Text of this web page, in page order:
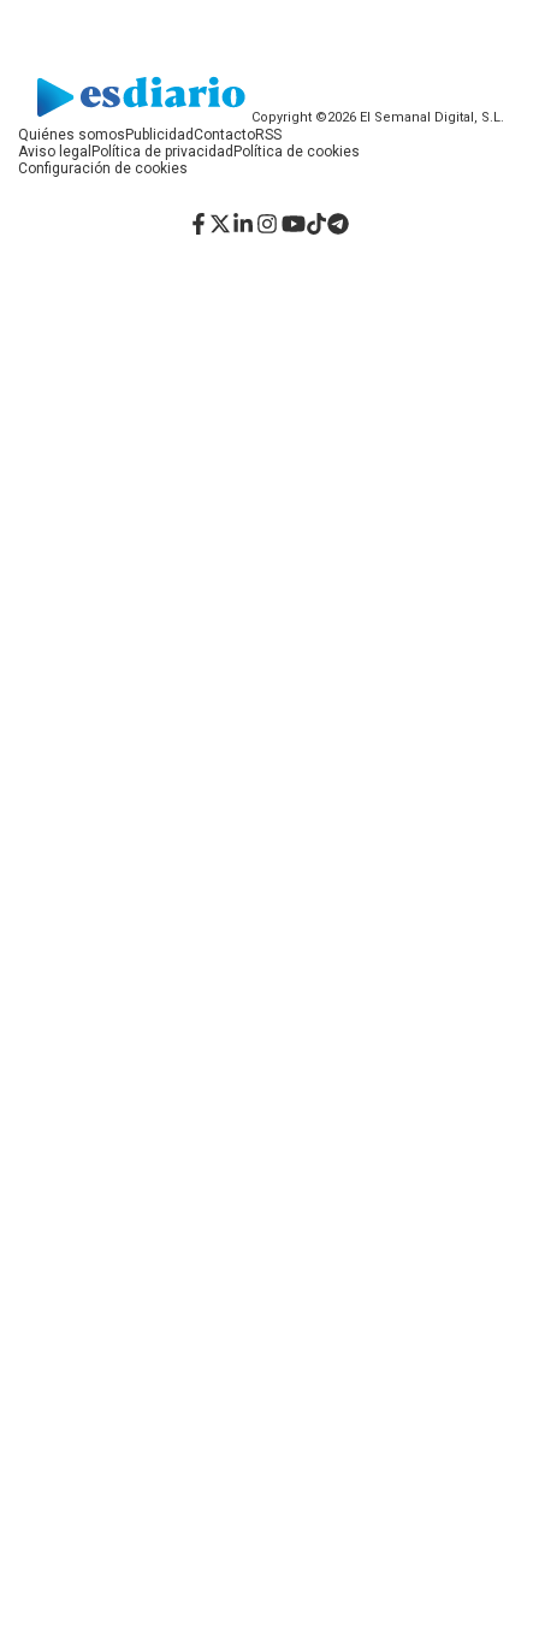
Copyright ©2026 El Semanal Digital, S.L.
Quiénes somos PublicidadContactoRSS
Aviso legal Política de privacidad Política de cookies
Configuración de cookies
Facebook
Twitter
LinkedIn
Instagram
YouTube
TikTok
Telegram